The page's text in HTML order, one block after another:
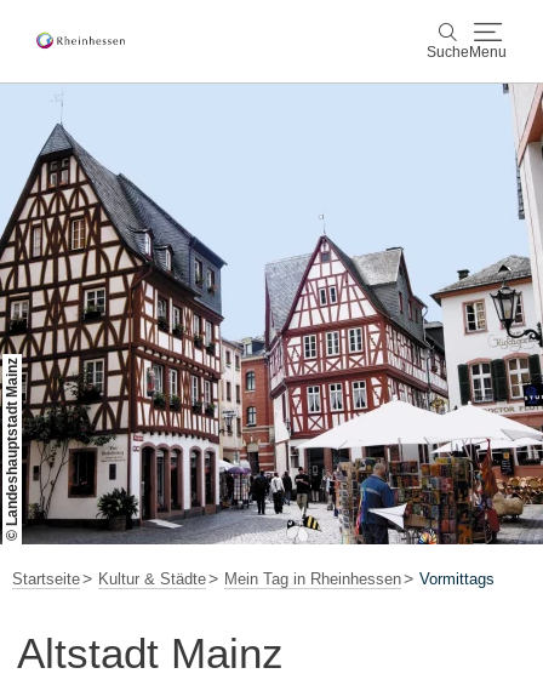
Suche Menu
Suche
Kultur & Städte
Veranstaltungen
Buchung & Service
ShopRheinhessen-Blog Karte
© Landeshauptstadt Mainz
Startseite Kultur & Städte Mein Tag in Rheinhessen Vormittags
Altstadt Mainz